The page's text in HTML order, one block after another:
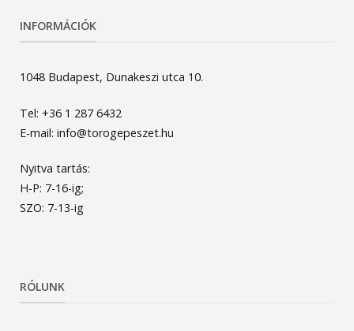
INFORMÁCIÓK
1048 Budapest, Dunakeszi utca 10.
Tel: +36 1 287 6432
E-mail: info@torogepeszet.hu
Nyitva tartás:
H-P: 7-16-ig;
SZO: 7-13-ig
RÓLUNK